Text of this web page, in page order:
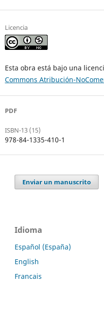
Licencia
Esta obra está bajo una
Commons Atribución-
PDF
ISBN-13 (15)
978-84-1335-410-1
Enviar un manuscrito
Idioma
Español (España)
English
Francais